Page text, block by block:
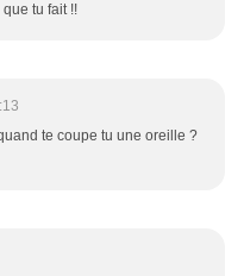
tu fait !!
te coupe tu une oreille ?